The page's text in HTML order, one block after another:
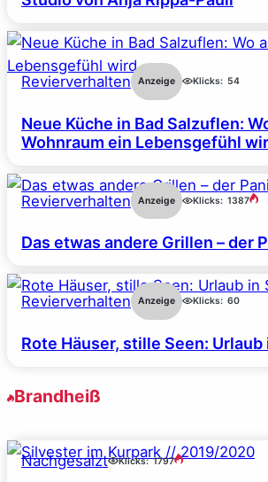
Revierverhalten Anzeige Klicks: 54
Neue Küche in Bad Salzuflen:
Wohnraum ein Lebensgefühl
Revierverhalten Anzeige Klicks: 1387
Das etwas andere Grillen – der
Revierverhalten Anzeige Klicks: 60
Rote Häuser, stille Seen: Urlaub
Brandheiß
Nachgesalzt Klicks: 1797